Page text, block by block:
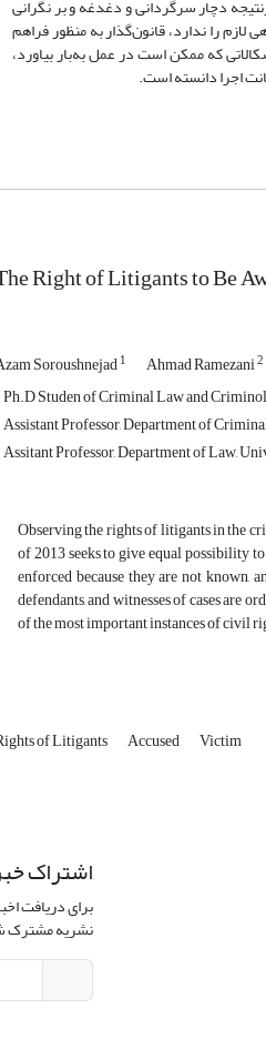
دچار سرگردانی و دغدغه و بر نگرانی
را ندارد، قانون‌گذار به منظور فراهم
که ممکن است در عمل به‌بار بیاورد،
اجرا دانسته است.
Right of Litigants to Be
Soroushnejad1 Ahmad Ramezani2
Ph.D Studen of Criminal Law and
Assistant Professor, Department of
Assitant Professor, Department of Law,
Observing the rights of litigants in the
of 2013 seeks to give equal possibility
enforced because they are not known,
defendants, and witnesses of cases are
of the most important instances of civil
of Litigants Accused Victim
اشتراک
برای دریافت
نشریه مشترک